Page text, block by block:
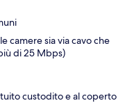
camere sia via cavo che
di 25 Mbps)
custodito e al coperto